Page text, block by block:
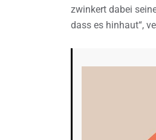
zwinkert dabei
dass es hinhaut“,